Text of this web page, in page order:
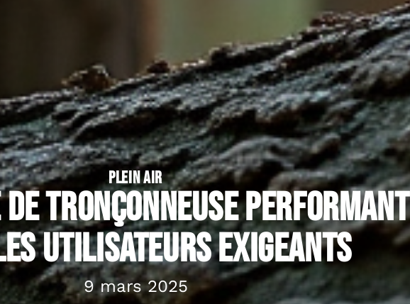
PLEIN AIR
de tronçonneuse performant
utilisateurs exigeants
9 mars 2025